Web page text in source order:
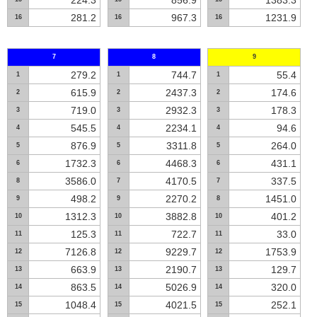
16 281.2 16 967.3 16 1231.9
7
1 279.2
2 615.9
3 719.0
4 545.5
5 876.9
6 1732.3
8 3586.0
9 498.2
10 1312.3
11 125.3
12 7126.8
13 663.9
14 863.5
15 1048.4
8
1 744.7
2 2437.3
3 2932.3
4 2234.1
5 3311.8
6 4468.3
7 4170.5
9 2270.2
10 3882.8
11 722.7
12 9229.7
13 2190.7
14 5026.9
15 4021.5
9
1 55.4
2 174.6
3 178.3
4 94.6
5 264.0
6 431.1
7 337.5
8 1451.0
10 401.2
11 33.0
12 1753.9
13 129.7
14 320.0
15 252.1